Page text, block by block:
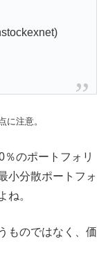
注意。
のポートフォリ
小分散ポートフォ
ね。
ものではなく、価